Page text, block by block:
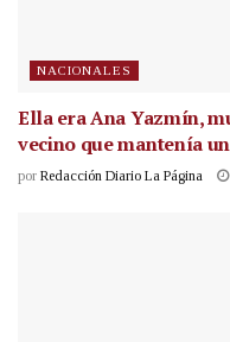
NACIONALES
Ella era Ana Yazmín,
vecino que mantenía
por Redacción Diario La Página